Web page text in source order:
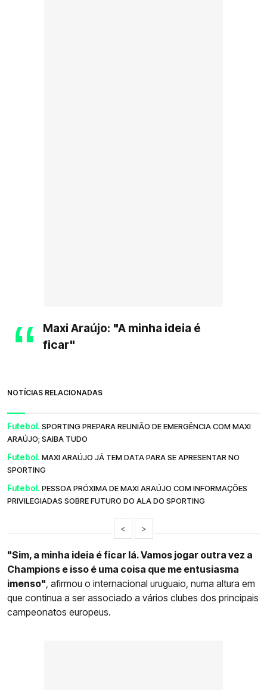
Maxi Araújo: "A minha ideia é
ficar"
NOTÍCIAS RELACIONADAS
Futebol. SPORTING PREPARA REUNIÃO DE EMERGÊNCIA COM MAXI
ARAÚJO; SAIBA TUDO
Futebol. MAXI ARAÚJO JÁ TEM DATA PARA SE APRESENTAR NO
SPORTING
Futebol. PESSOA PRÓXIMA DE MAXI ARAÚJO COM INFORMAÇÕES
PRIVILEGIADAS SOBRE FUTURO DO ALA DO SPORTING
< >
"Sim, a minha ideia é ficar lá. Vamos jogar outra vez a
Champions e isso é uma coisa que me entusiasma
imenso", afirmou o internacional uruguaio, numa altura em
que continua a ser associado a vários clubes dos principais
campeonatos europeus.